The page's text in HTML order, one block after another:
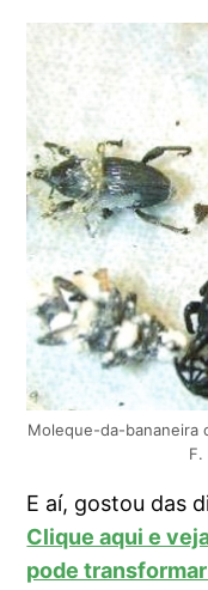
Moleque-da-bananeira
F.
E aí, gostou das
Clique aqui e
pode